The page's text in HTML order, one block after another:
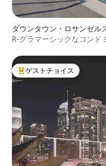
ダウンタウン・ロサンゼル
R-グラマーシックなコンド
大好評のゲストチョイスです
ゲストチョイス